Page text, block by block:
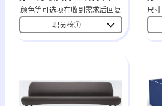
颜色等可选项在收到需求后回复
职员椅①